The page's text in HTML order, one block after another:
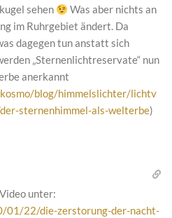
sehen
Was aber nichts an
im Ruhrgebiet ändert. Da
dagegen tun anstatt sich
„Sternenlichtreservate“ nun
anerkannt
blog/himmelslichter/lichtv
sternenhimmel-als-welterbe)
unter:
01/22/die-zerstorung-der-nacht-